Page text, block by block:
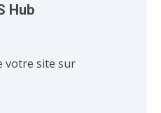
Hub
votre site sur